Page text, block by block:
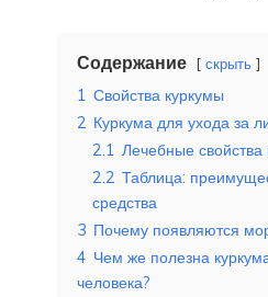
Содержание скрыть
1 Свойства куркумы
2 Куркума для ухода за
2.1 Лечебные свойства
2.2 Таблица:
средства
3 Почему появляются
4 Чем же полезна
человека?